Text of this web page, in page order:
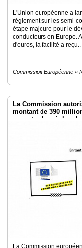
L'Union européenne a
règlement sur les semi-
étape majeure pour le
conducteurs en Europe.
d'euros, la facilité a reçu..
Commission Européenne »
La Commission
montant de 390
en vertu des règles
La Commission